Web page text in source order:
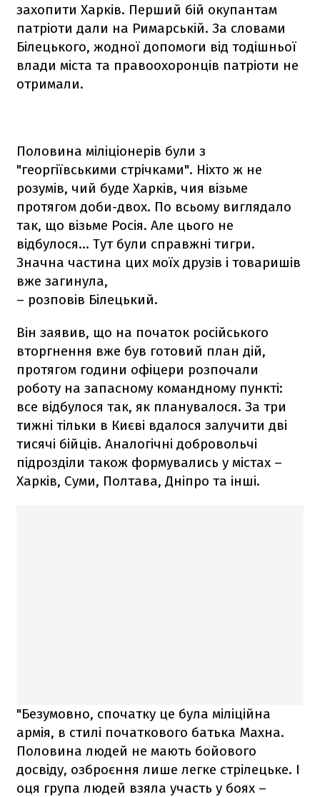
захопити Харків. Перший бій окупантам
патріоти дали на Римарській. За словами
Білецького, жодної допомоги від тодішньої
влади міста та правоохоронців патріоти не
отримали.
Половина міліціонерів були з
"георгіївськими стрічками". Ніхто ж не
розумів, чий буде Харків, чия візьме
протягом доби-двох. По всьому виглядало
так, що візьме Росія. Але цього не
відбулося… Тут були справжні тигри.
Значна частина цих моїх друзів і товаришів
вже загинула,
– розповів Білецький.
Він заявив, що на початок російського
вторгнення вже був готовий план дій,
протягом години офіцери розпочали
роботу на запасному командному пункті:
все відбулося так, як планувалося. За три
тижні тільки в Києві вдалося залучити дві
тисячі бійців. Аналогічні добровольчі
підрозділи також формувались у містах –
Харків, Суми, Полтава, Дніпро та інші.
"Безумовно, спочатку це була міліційна
армія, в стилі початкового батька Махна.
Половина людей не мають бойового
досвіду, озброєння лише легке стрілецьке. І
оця група людей взяла участь у боях –